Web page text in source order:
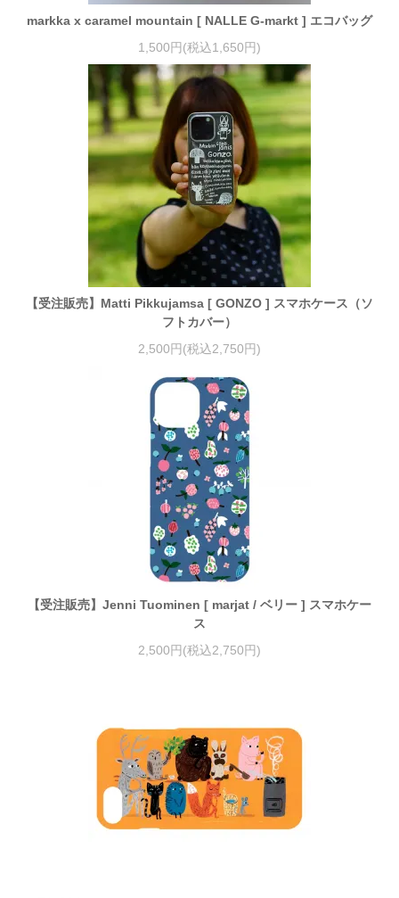
markka x caramel mountain [ NALLE G-markt ] エコバッグ
1,500円(税込1,650円)
【受注販売】Matti Pikkujamsa [ GONZO ] スマホケース（ソ
フトカバー）
2,500円(税込2,750円)
【受注販売】Jenni Tuominen [ marjat / ベリー ] スマホケー
ス
2,500円(税込2,750円)